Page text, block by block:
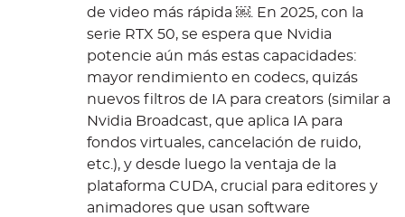
de video más rápida ￼. En 2025, con la
serie RTX 50, se espera que Nvidia
potencie aún más estas capacidades:
mayor rendimiento en codecs, quizás
nuevos filtros de IA para creators (similar a
Nvidia Broadcast, que aplica IA para
fondos virtuales, cancelación de ruido,
etc.), y desde luego la ventaja de la
plataforma CUDA, crucial para editores y
animadores que usan software